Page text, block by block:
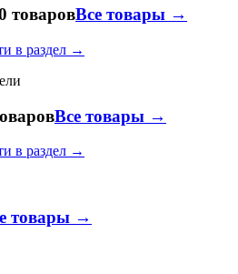
товаровВсе товары →
в раздел →
Все товары →
в раздел →
товары →